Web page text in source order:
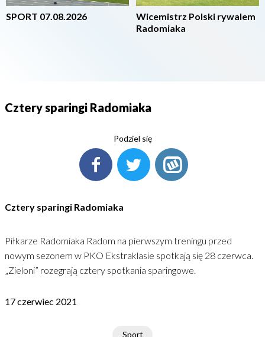
SPORT 07.08.2026
Wicemistrz Polski rywalem
Radomiaka
Cztery sparingi Radomiaka
Podziel się
Cztery sparingi Radomiaka
Piłkarze Radomiaka Radom na pierwszym treningu przed
nowym sezonem w PKO Ekstraklasie spotkają się 28 czerwca.
„Zieloni” rozegrają cztery spotkania sparingowe.
17 czerwiec 2021
Sport